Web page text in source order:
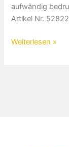
aufwändig
Artikel Nr.
Ford
Weiterlesen »